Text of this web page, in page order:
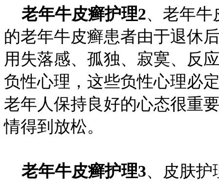
老年牛皮癣护理2、老年牛
的老年牛皮癣患者由于退休
用失落感、孤独、寂寞、反
负性心理，这些负性心理必
老年人保持良好的心态很重
情得到放松。
老年牛皮癣护理3、皮肤护